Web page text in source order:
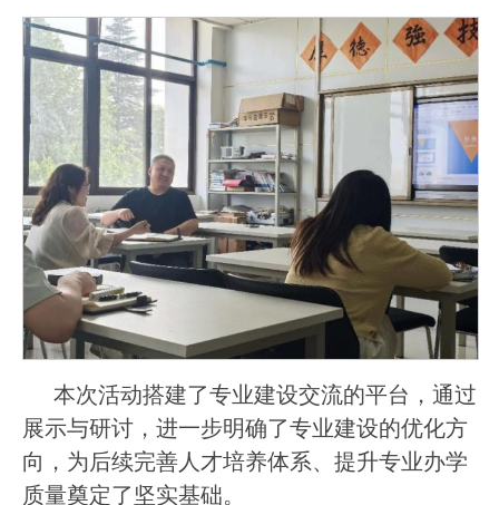
本次活动搭建了专业建设交流的平台，通过
展示与研讨，进一步明确了专业建设的优化方
向，为后续完善人才培养体系、提升专业办学
质量奠定了坚实基础。